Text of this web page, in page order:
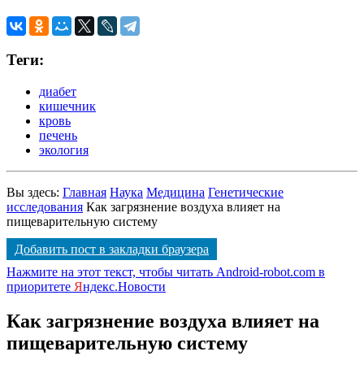
Теги:
диабет
кишечник
кровь
печень
экология
Вы здесь: Главная Наука Медицина Генетические
исследования Как загрязнение воздуха влияет на
пищеварительную систему
Добавить пост в закладки браузера
Нажмите на этот текст, чтобы читать Android-robot.com в
приоритете Яндекс.Новости
Как загрязнение воздуха влияет на
пищеварительную систему